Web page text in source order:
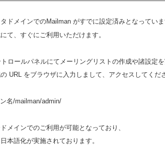
ドメインでのMailman がすでに設定済みとなっていま
て、すぐにご利用いただけます。
ロールパネルにてメーリングリストの作成や諸設定を
URL をブラウザに入力しまして、アクセスしてくだ
名/mailman/admin/
メインでのご利用が可能となっており、
本語化が実施されております。